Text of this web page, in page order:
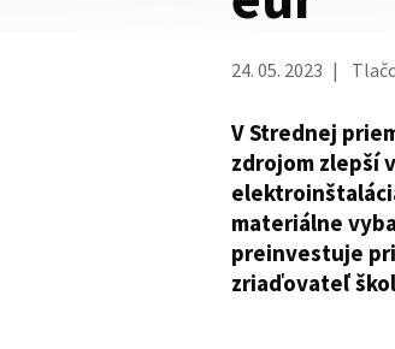
24. 05. 2023
V Strednej
zdrojom zlepší
materiálne
preinvestuje
zriaďovateľ